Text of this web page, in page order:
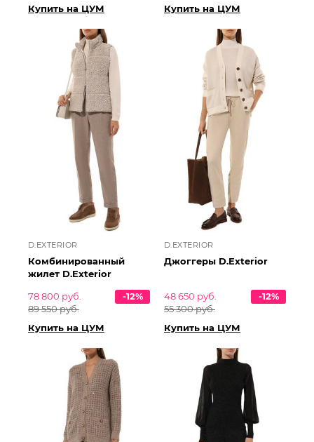
Купить на ЦУМ Купить на ЦУМ
D.EXTERIOR
Комбинированный
жилет D.Exterior
78 800 руб.
89 550 руб.
-12%
Купить на ЦУМ
D.EXTERIOR
Джоггеры D.Exterior
48 650 руб.
55 300 руб.
-12%
Купить на ЦУМ